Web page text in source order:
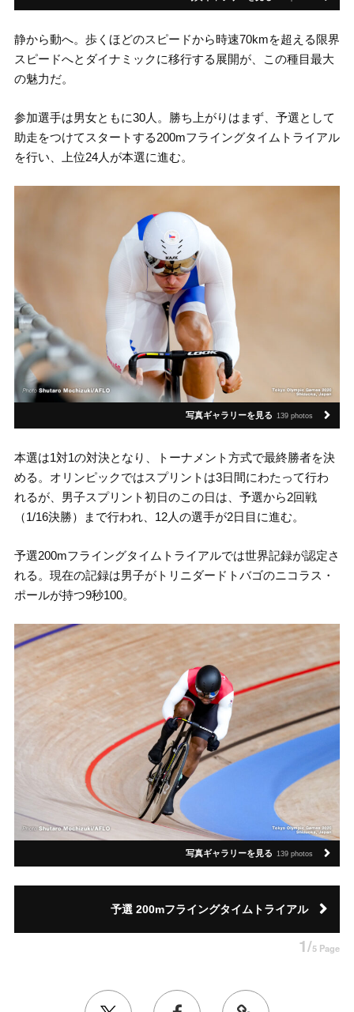
静から動へ。歩くほどのスピードから時速70kmを超える限界
スピードへとダイナミックに移行する展開が、この種目最大
の魅力だ。
参加選手は男女ともに30人。勝ち上がりはまず、予選として
助走をつけてスタートする200mフライングタイムトライアル
を行い、上位24人が本選に進む。
写真ギャラリーを見る 139 photos
本選は1対1の対決となり、トーナメント方式で最終勝者を決
める。オリンピックではスプリントは3日間にわたって行わ
れるが、男子スプリント初日のこの日は、予選から2回戦
（1/16決勝）まで行われ、12人の選手が2日目に進む。
予選200mフライングタイムトライアルでは世界記録が認定さ
れる。現在の記録は男子がトリニダードトバゴのニコラス・
ポールが持つ9秒100。
写真ギャラリーを見る 139 photos
予選 200mフライングタイムトライアル
1/5 Page